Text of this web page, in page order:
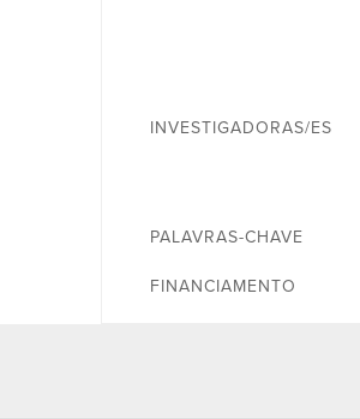
INVESTIGADORAS/ES
PALAVRAS-CHAVE
FINANCIAMENTO